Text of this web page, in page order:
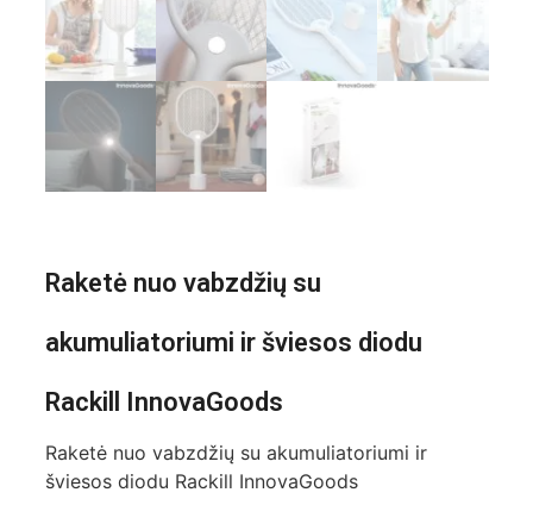
Raketė nuo vabzdžių su
akumuliatoriumi ir šviesos diodu
Rackill InnovaGoods
Raketė nuo vabzdžių su akumuliatoriumi ir
šviesos diodu Rackill InnovaGoods